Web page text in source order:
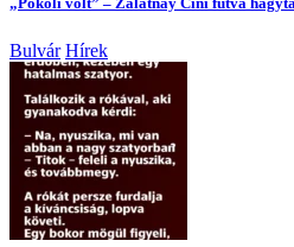
Bulvár Hírek